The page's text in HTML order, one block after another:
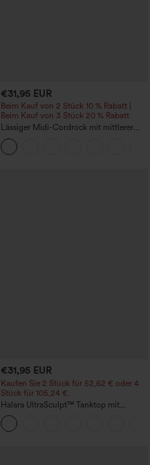
€31,95 EUR
Beim Kauf von 2 Stück 10 % Rabatt |
Beim Kauf von 3 Stück 20 % Rabatt
Lässiger Midi-Cordrock mit mittlerer
Bundhöhe und vorderseitiger
Klapptasche
€31,95 EUR
Kaufen Sie 2 Stück für 52,62 € oder 4
Stück für 105,24 €.
Halara UltraSculpt™ Tanktop mit
Rundhalsausschnitt und
geschwungenem Saum